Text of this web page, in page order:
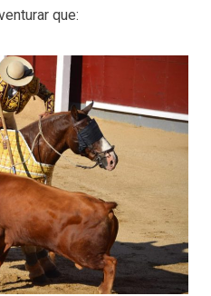
que: